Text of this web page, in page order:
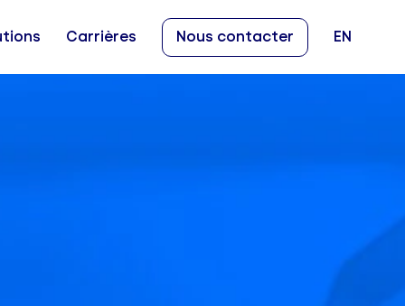
Carrières Nous contacter EN